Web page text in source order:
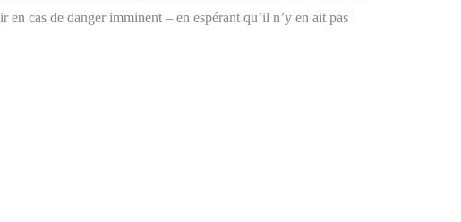
cas de danger imminent – en espérant qu’il n’y en ait pas